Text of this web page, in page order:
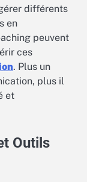
différents
en
peuvent
ces
. Plus un
plus il
et
Outils